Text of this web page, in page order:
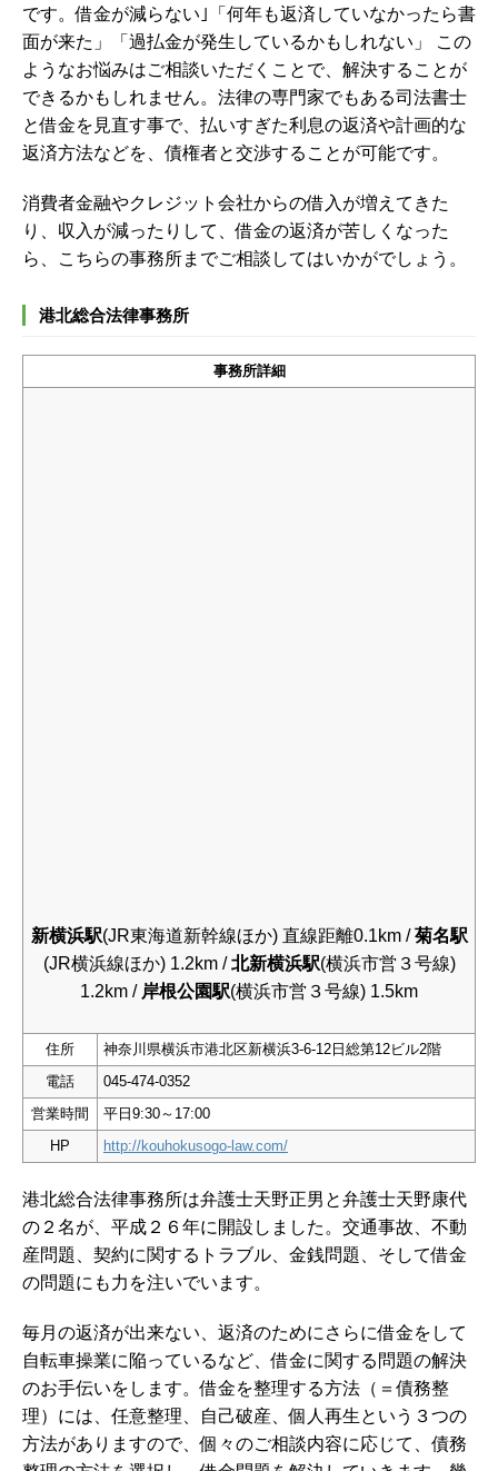
です。借金が減らない｣「何年も返済していなかったら書
面が来た」「過払金が発生しているかもしれない」 この
ようなお悩みはご相談いただくことで、解決することが
できるかもしれません。法律の専門家でもある司法書士
と借金を見直す事で、払いすぎた利息の返済や計画的な
返済方法などを、債権者と交渉することが可能です。
消費者金融やクレジット会社からの借入が増えてきた
り、収入が減ったりして、借金の返済が苦しくなった
ら、こちらの事務所までご相談してはいかがでしょう。
港北総合法律事務所
事務所詳細
新横浜駅(JR東海道新幹線ほか) 直線距離0.1km /菊名駅
(JR横浜線ほか) 1.2km /北新横浜駅(横浜市営３号線)
1.2km / 岸根公園駅(横浜市営３号線) 1.5km
住所
神奈川県横浜市港北区新横浜3-6-12日総第12ビル2階
電話
045-474-0352
営業時間
平日9:30～17:00
HP
http://kouhokusogo-law.com/
港北総合法律事務所は弁護士天野正男と弁護士天野康代
の２名が、平成２６年に開設しました。交通事故、不動
産問題、契約に関するトラブル、金銭問題、そして借金
の問題にも力を注いでいます。
毎月の返済が出来ない、返済のためにさらに借金をして
自転車操業に陥っているなど、借金に関する問題の解決
のお手伝いをします。借金を整理する方法（＝債務整
理）には、任意整理、自己破産、個人再生という３つの
方法がありますので、個々のご相談内容に応じて、債務